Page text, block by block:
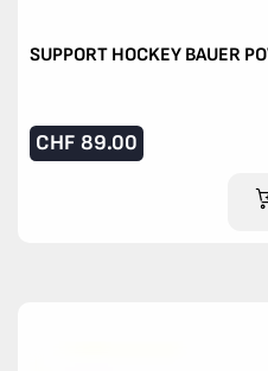
SUPPORT HOCKEY BAUER
CHF 89.00